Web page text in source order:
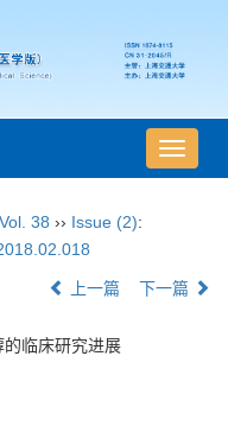
导
航
Vol. 38 ›› Issue (2):
上一篇 下一篇
临床研究进展